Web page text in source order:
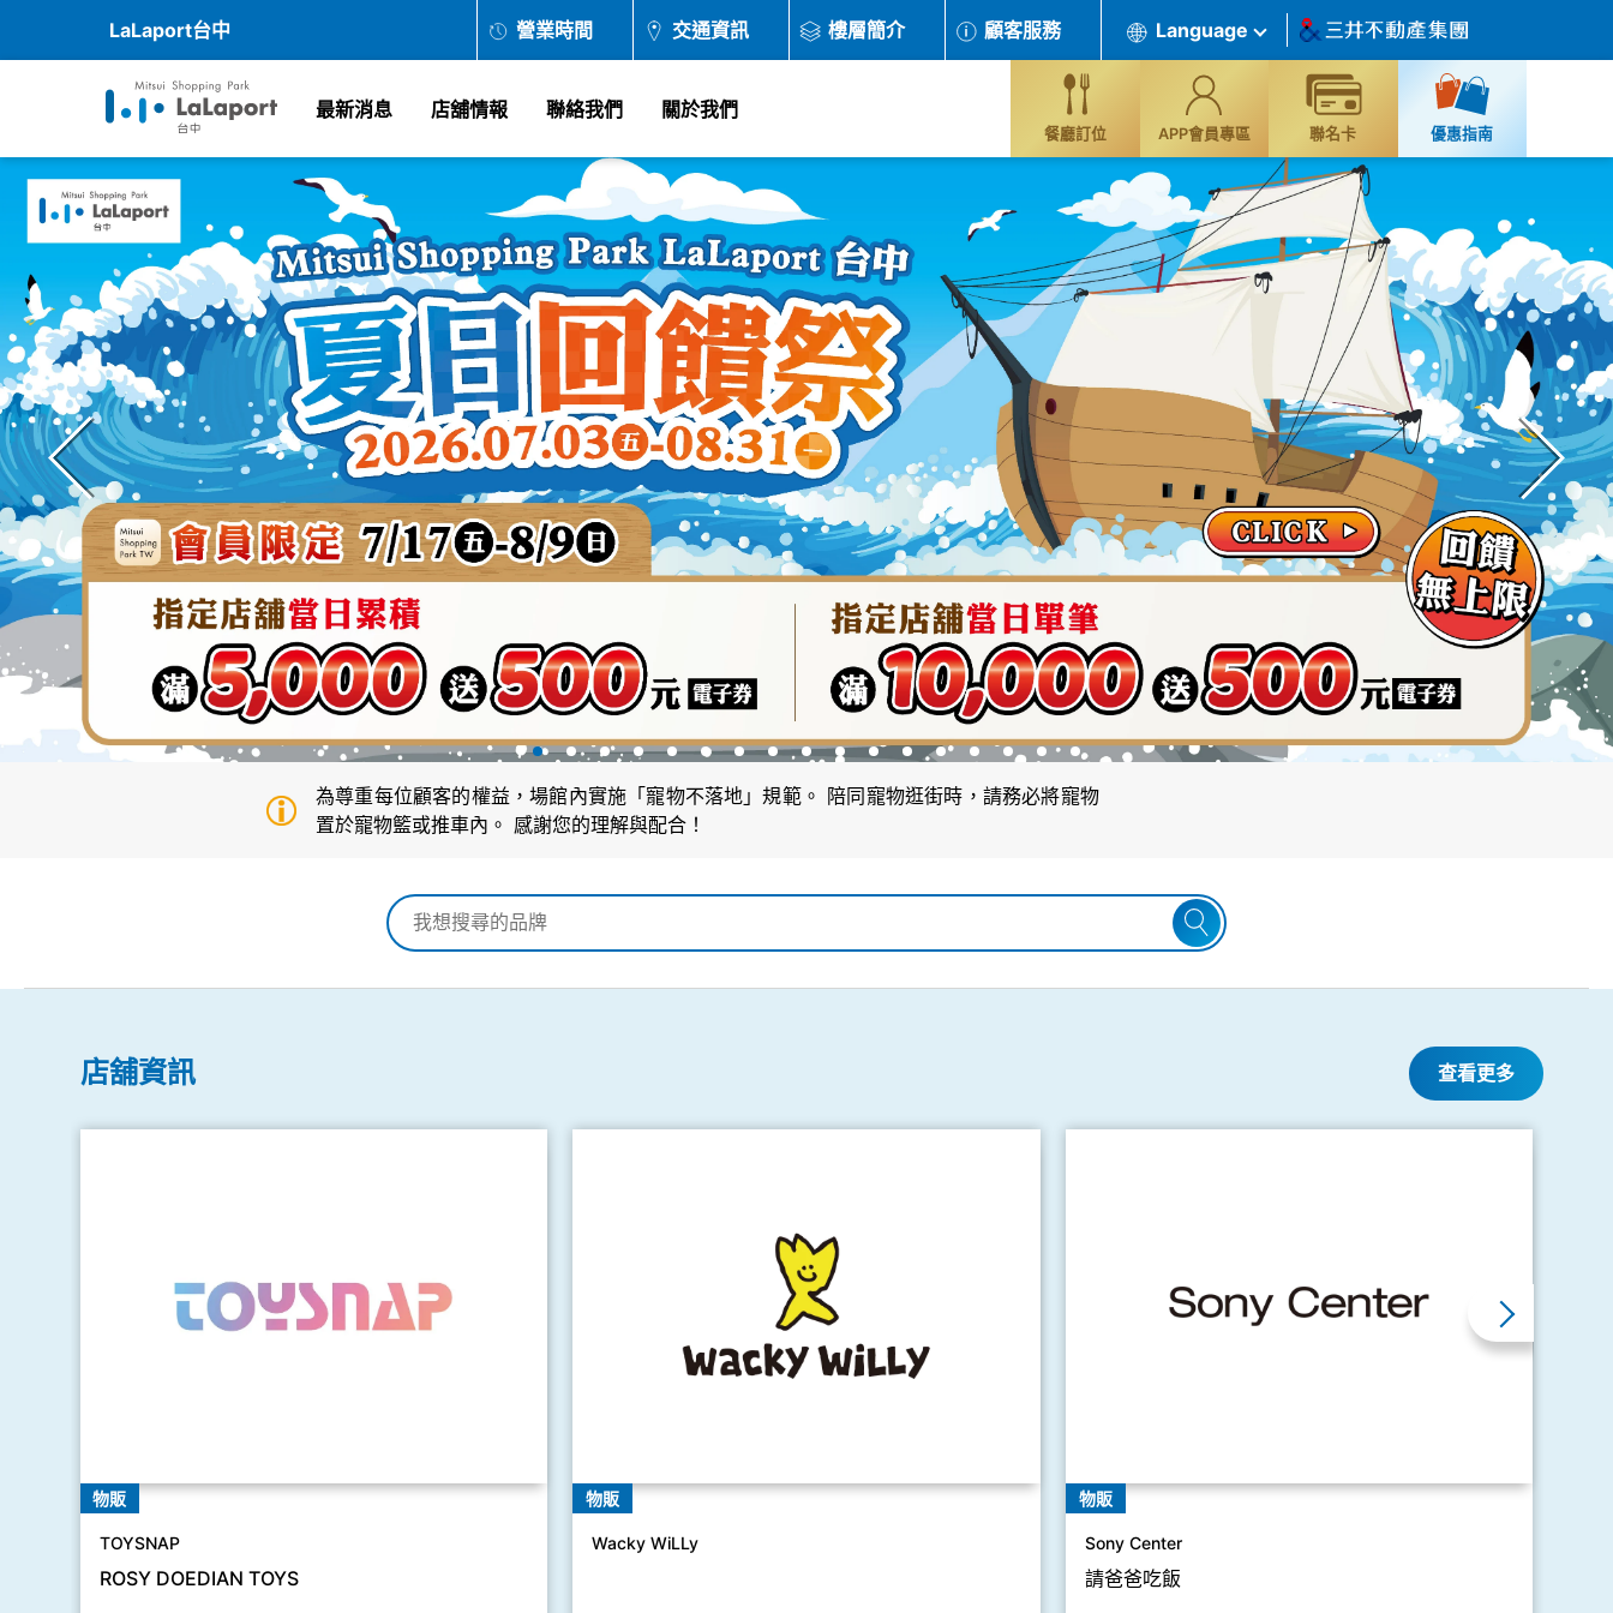
LaLaport台中 營業時間 交通資訊 樓層簡介 顧客服務 Language
最新消息 店舖情報 聯絡我們 關於我們
餐廳訂位 APP會員專區 聯名卡 優惠指南
為尊重每位顧客的權益，場館內實施「寵物不落地」規範。 陪同寵物逛街時，請務必將寵物
置於寵物籃或推車內。 感謝您的理解與配合！
店舖資訊 查看更多
物販
TOYSNAP
ROSY DOEDIAN TOYS
物販
Wacky WiLLy
物販
Sony Center
請爸爸吃飯